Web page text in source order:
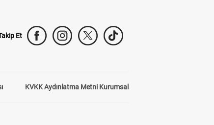
Et
KVKK Aydınlatma Metni Kurumsal